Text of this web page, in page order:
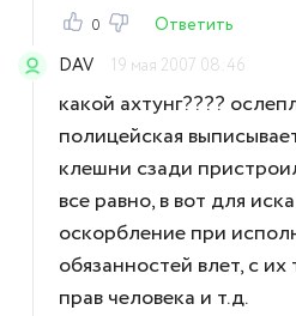
0
Ответить
DAV
19 мая 2007 08:46
какой ахтунг????
полицейская
клешни сзади
все равно, в вот для
оскорбление при
обязанностей влет, с
прав человека и т.д.